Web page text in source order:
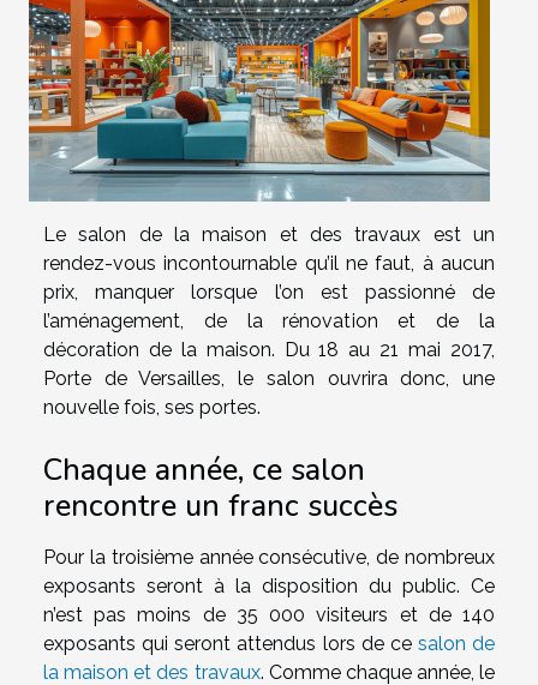
Le salon de la maison et des travaux est un
rendez-vous incontournable qu’il ne faut, à aucun
prix, manquer lorsque l’on est passionné de
l’aménagement, de la rénovation et de la
décoration de la maison. Du 18 au 21 mai 2017,
Porte de Versailles, le salon ouvrira donc, une
nouvelle fois, ses portes.
Chaque année, ce salon
rencontre un franc succès
Pour la troisième année consécutive, de nombreux
exposants seront à la disposition du public. Ce
n’est pas moins de 35 000 visiteurs et de 140
exposants qui seront attendus lors de ce salon de
la maison et des travaux. Comme chaque année, le